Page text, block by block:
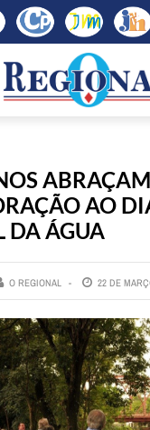
AO
DA ÁGUA
O REGIONAL 22 DE